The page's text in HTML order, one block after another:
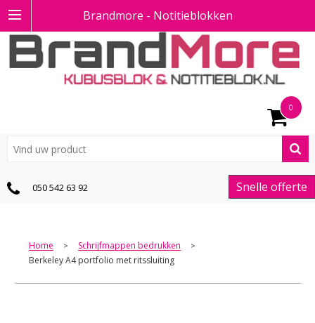
Brandmore - Notitieblokken
0
Snelle offerte
050 542 63 92
Home > Schrijfmappen bedrukken >
Berkeley A4 portfolio met ritssluiting